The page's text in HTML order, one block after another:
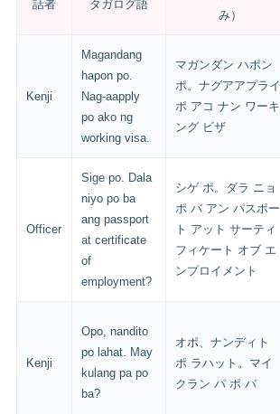
話者 タガログ語
み）
Kenji
Magandang
hapon po.
Nag-aapply
po ako ng
working visa.
マガンダン ハポン
ポ。ナグアアプライ
ポ アコ ナン ワーキ
ング ビザ
Officer
Sige po. Dala
niyo po ba
ang passport
at certificate
of
employment?
シゲ ポ。ダラ ニョ
ポ バ アン パスポー
ト アット サーティ
フィケート オブ エ
ンプロイメント
Kenji
Opo, nandito
po lahat. May
kulang pa po
ba?
オポ、ナンディト
ポ ラハット。マイ
クラン パ ポ バ